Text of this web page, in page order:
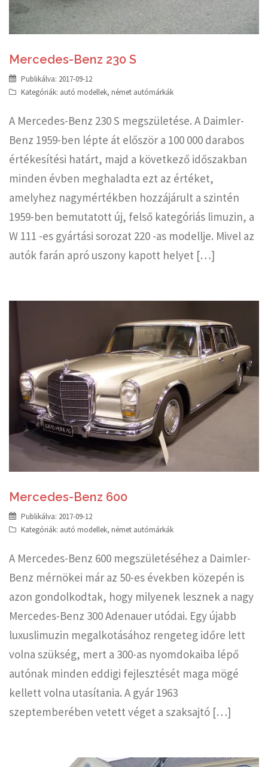
Mercedes-Benz 230 S
Publikálva: 2017-09-12
Kategóriák: autó modellek, német autómárkák
A Mercedes-Benz 230 S megszületése. A Daimler-
Benz 1959-ben lépte át először a 100 000 darabos
értékesítési határt, majd a következő időszakban
minden évben meghaladta ezt az értéket,
amelyhez nagymértékben hozzájárult a szintén
1959-ben bemutatott új, felső kategóriás limuzin, a
W 111 -es gyártási sorozat 220 -as modellje. Mivel az
autók farán apró uszony kapott helyet […]
Mercedes-Benz 600
Publikálva: 2017-09-12
Kategóriák: autó modellek, német autómárkák
A Mercedes-Benz 600 megszületéséhez a Daimler-
Benz mérnökei már az 50-es években közepén is
azon gondolkodtak, hogy milyenek lesznek a nagy
Mercedes-Benz 300 Adenauer utódai. Egy újabb
luxuslimuzin megalkotásához rengeteg időre lett
volna szükség, mert a 300-as nyomdokaiba lépő
autónak minden eddigi fejlesztését maga mögé
kellett volna utasítania. A gyár 1963
szeptemberében vetett véget a szaksajtó […]